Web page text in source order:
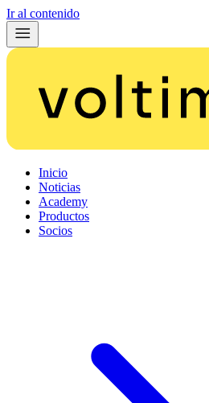
Ir al contenido
Inicio
Noticias
Academy
Productos
Socios